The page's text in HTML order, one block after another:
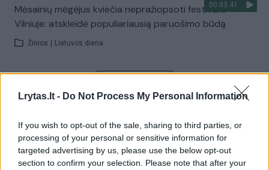
Lrytas.lt - Do Not Process My Personal Information
If you wish to opt-out of the sale, sharing to third parties, or
processing of your personal or sensitive information for
targeted advertising by us, please use the below opt-out
section to confirm your selection. Please note that after your
00:03:41
Mėsainių mėgėjus kviečia nepražiopsoti festivalio
Vilniuje: atskleidė populiariausią paruošimo būdą
Žinios Lietuvos diena
Žiūrimiausi įrašai